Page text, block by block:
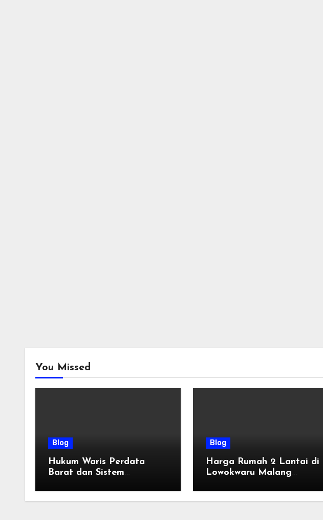
You Missed
Blog
Hukum Waris Perdata
Barat dan Sistem
Waris
Blog
Harga Rumah 2 Lantai di
Lowokwaru Malang
Tahun 2026